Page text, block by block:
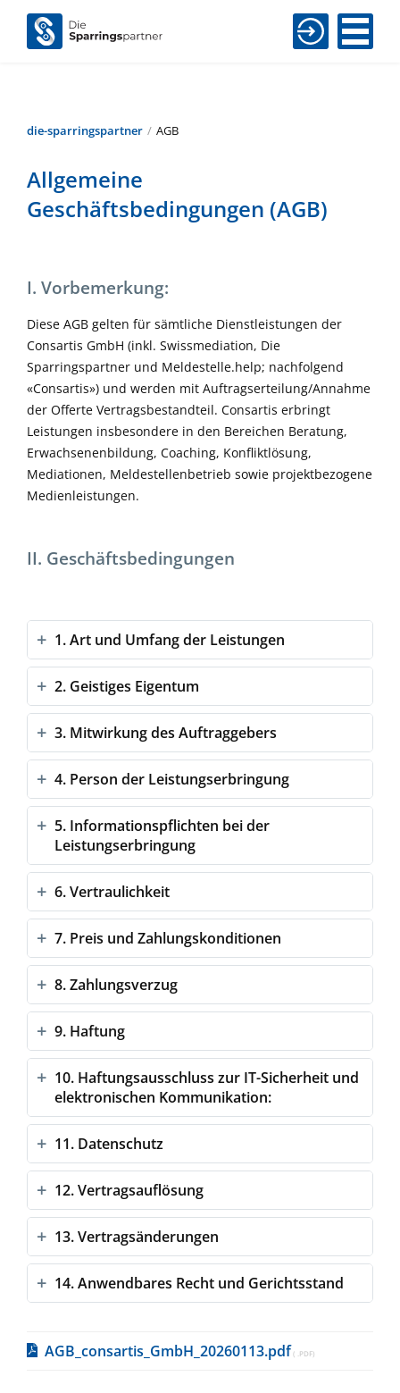
die-sparringspartner AGB
Allgemeine
Geschäftsbedingungen (AGB)
I. Vorbemerkung:
Diese AGB gelten für sämtliche Dienstleistungen der
Consartis GmbH (inkl. Swissmediation, Die
Sparringspartner und Meldestelle.help; nachfolgend
«Consartis») und werden mit Auftragserteilung/Annahme
der Offerte Vertragsbestandteil. Consartis erbringt
Leistungen insbesondere in den Bereichen Beratung,
Erwachsenenbildung, Coaching, Konfliktlösung,
Mediationen, Meldestellenbetrieb sowie projektbezogene
Medienleistungen.
II. Geschäftsbedingungen
1. Art und Umfang der Leistungen
2. Geistiges Eigentum
3. Mitwirkung des Auftraggebers
4. Person der Leistungserbringung
5. Informationspflichten bei der
Leistungserbringung
6. Vertraulichkeit
7. Preis und Zahlungskonditionen
8. Zahlungsverzug
9. Haftung
10. Haftungsausschluss zur IT-Sicherheit und
elektronischen Kommunikation:
11. Datenschutz
12. Vertragsauflösung
13. Vertragsänderungen
14. Anwendbares Recht und Gerichtsstand
AGB_consartis_GmbH_20260113.pdf